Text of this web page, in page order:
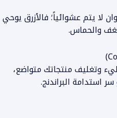
لا يتم عشوائياً؛ فالأزرق يوحي
والحماس.
وتغليف منتجاتك متواضع،
استدامة البراندنج.